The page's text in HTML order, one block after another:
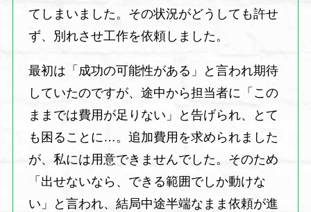
てしまいました。その状況がどうしても許せ
ず、別れさせ工作を依頼しました。
最初は「成功の可能性がある」と言われ期待
していたのですが、途中から担当者に「この
ままでは費用が足りない」と告げられ、とて
も困ることに…。追加費用を求められました
が、私には用意できませんでした。そのため
「出せないなら、できる範囲でしか動けな
い」と言われ、結局中途半端なまま依頼が進